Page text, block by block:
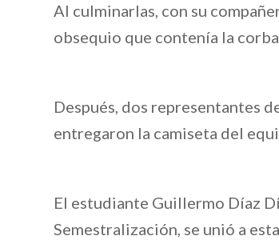
Al culminarlas, con su
obsequio que contenía la
Después, dos representantes
entregaron la camiseta del
El estudiante Guillermo Díaz
Semestralización, se unió a